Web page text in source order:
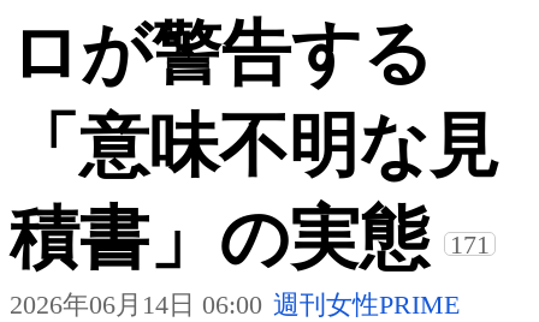
ロが警告する
「意味不明な見
積書」の実態
171
2026年06月14日 06:00 週刊女性PRIME